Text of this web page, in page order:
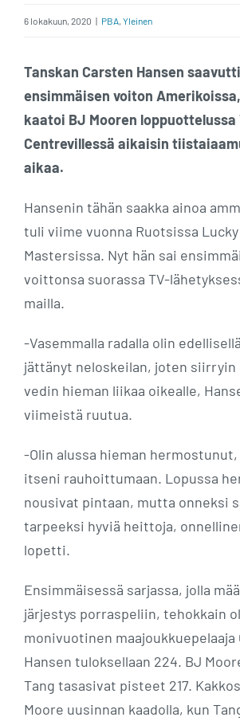
6 lokakuun, 2020 | PBA, Yleinen
Tanskan Carsten Hansen
ensimmäisen voiton
kaatoi BJ Mooren
Centrevillessä aikaisin
aikaa.
Hansenin tähän saakka ainoa
tuli viime vuonna Ruotsissa
Mastersissa. Nyt hän sai
voittonsa suorassa TV-
mailla.
-Vasemmalla radalla olin
jättänyt neloskeilan, joten siirryin
vedin hieman liikaa oikealle,
viimeistä ruutua.
-Olin alussa hieman
itseni rauhoittumaan. Lopussa
nousivat pintaan, mutta onneksi
tarpeeksi hyviä heittoja,
lopetti.
Ensimmäisessä sarjassa, jolla
järjestys porraspeliin, tehokkain
monivuotinen maajoukkuepelaaja
Hansen tuloksellaan 224. BJ
Tang tasasivat pisteet 217.
Moore uusinnan kaadolla, kun